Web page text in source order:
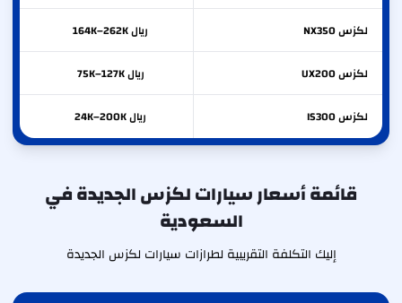
لكزسNX350 ريال 164K–262K
لكزسUX200 ريال 75K–127K
لكزسIS300 ريال 24K–200K
قائمة أسعار سيارات لكزس الجديدة في
السعودية
إليك التكلفة التقريبية لطرازات سيارات لكزس الجديدة